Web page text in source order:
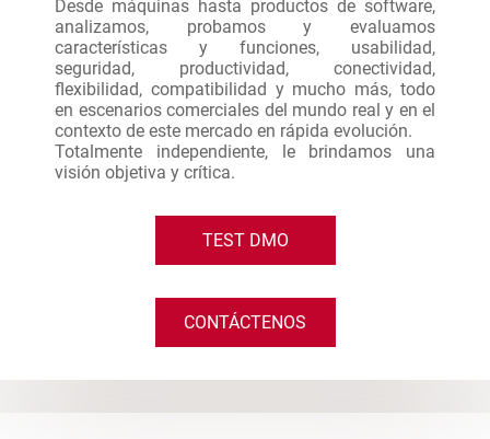
Desde máquinas hasta productos de software,
analizamos, probamos y evaluamos
características y funciones, usabilidad,
seguridad, productividad, conectividad,
flexibilidad, compatibilidad y mucho más, todo
en escenarios comerciales del mundo real y en el
contexto de este mercado en rápida evolución.
Totalmente independiente, le brindamos una
visión objetiva y crítica.
TEST DMO
CONTÁCTENOS